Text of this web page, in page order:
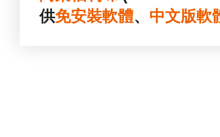
供免安裝軟體、 中文版軟